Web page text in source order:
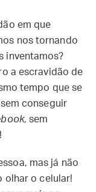
em que
nos tornando
inventamos?
a escravidão de
tempo que se
conseguir
, sem
mas já não
olhar o celular!